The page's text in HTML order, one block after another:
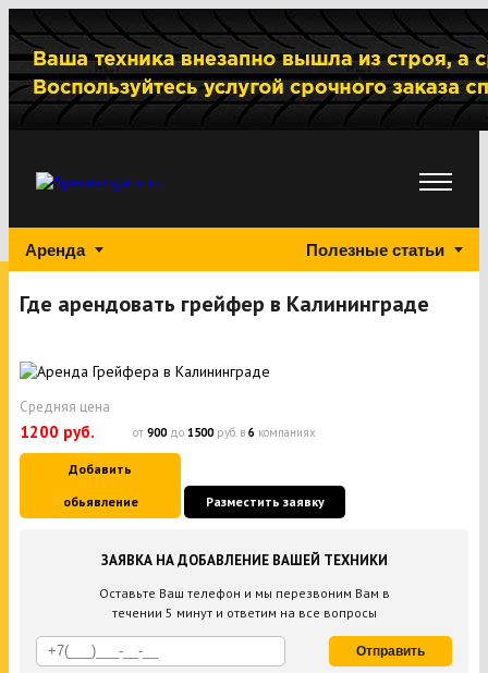
Аренда Полезные статьи
Где арендовать грейфер в Калининграде
Средняя цена
1200 руб. от 900до 1500руб. в 6 компаниях
Добавить
обьявление
Разместить заявку
ЗАЯВКА НА ДОБАВЛЕНИЕ ВАШЕЙ ТЕХНИКИ
Оставьте Ваш телефон и мы перезвоним Вам в
течении 5 минут и ответим на все вопросы
Отправить